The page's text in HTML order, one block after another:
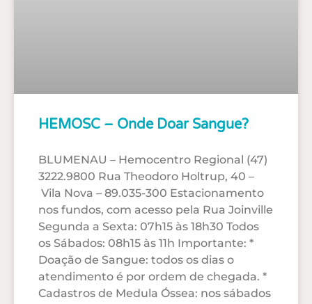
HEMOSC – Onde Doar Sangue?
BLUMENAU – Hemocentro Regional (47)
3222.9800 Rua Theodoro Holtrup, 40 –
Vila Nova – 89.035-300 Estacionamento
nos fundos, com acesso pela Rua Joinville
Segunda a Sexta: 07h15 às 18h30 Todos
os Sábados: 08h15 às 11h Importante: *
Doação de Sangue: todos os dias o
atendimento é por ordem de chegada. *
Cadastros de Medula Óssea: nos sábados